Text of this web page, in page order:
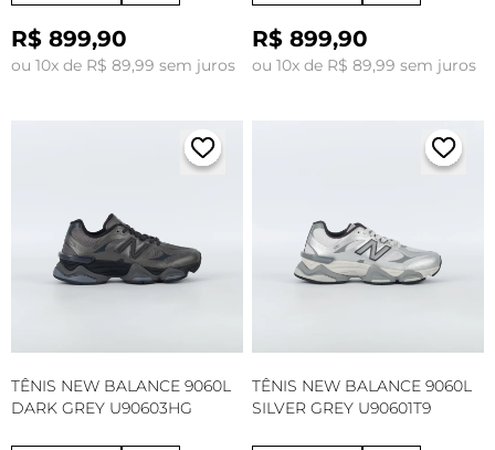
R$ 899,90
ou 10x de R$ 89,99 sem juros
R$ 899,90
ou 10x de R$ 89,99 sem juros
TÊNIS NEW BALANCE 9060L
DARK GREY U90603HG
TÊNIS NEW BALANCE 9060L
SILVER GREY U90601T9